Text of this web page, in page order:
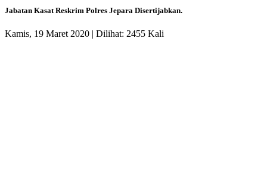
Jabatan Kasat Reskrim Polres Jepara Disertijabkan.
Kamis, 19 Maret 2020 | Dilihat: 2455 Kali